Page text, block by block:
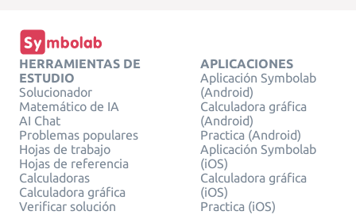
HERRAMIENTAS DE
ESTUDIO
Solucionador
Matemático de IA
AI Chat
Problemas populares
Hojas de trabajo
Hojas de referencia
Calculadoras
Calculadora gráfica
Verificar solución
APLICACIONES
Aplicación Symbolab
(Android)
Calculadora gráfica
(Android)
Practica (Android)
Aplicación Symbolab
(iOS)
Calculadora gráfica
(iOS)
Practica (iOS)